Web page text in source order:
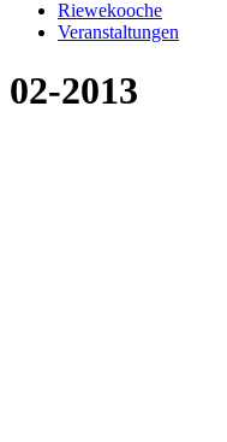
Riewekooche
Veranstaltungen
02-2013